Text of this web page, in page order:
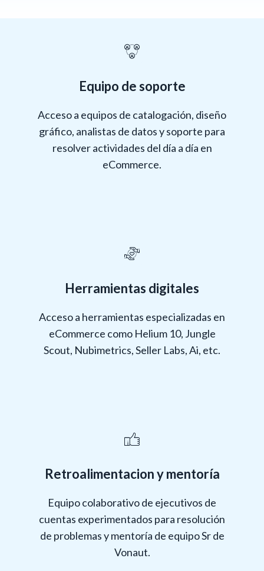
Equipo de soporte
Acceso a equipos de catalogación, diseño
gráfico, analistas de datos y soporte para
resolver actividades del día a día en
eCommerce.
Herramientas digitales
Acceso a herramientas especializadas en
eCommerce como Helium 10, Jungle
Scout, Nubimetrics, Seller Labs, Ai, etc.
Retroalimentacion y mentoría
Equipo colaborativo de ejecutivos de
cuentas experimentados para resolución
de problemas y mentoría de equipo Sr de
Vonaut.